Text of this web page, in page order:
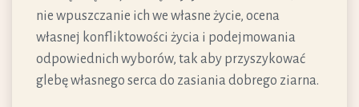
nie wpuszczanie ich we własne życie, ocena
własnej konfliktowości życia i podejmowania
odpowiednich wyborów, tak aby przyszykować
glebę własnego serca do zasiania dobrego ziarna.